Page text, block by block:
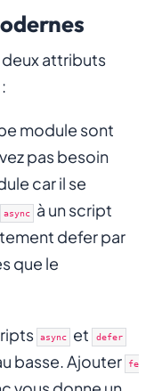
deux attributs
module sont
pas besoin
car il se
async à un script
defer par
que le
async et defer
basse. Ajouter fe